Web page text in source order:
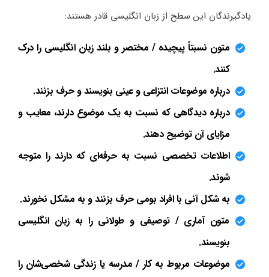
یادگیرندگان این سطح از زبان انگلیسی قادر هستند:
متون نسبتاً پیچیده / مختصر و بلند زبان انگلیسی را درک
کنند.
درباره موضوعات انتزاعی و عینی بنویسند و حرف بزنند.
درباره دیدگاهی که نسبت به یک موضوع دارند، معایب و
مزایای آن توضیح دهند.
اطلاعات تخصصی نسبت به حرفه‌ای که دارند را متوجه
شوند.
به شکل آنی با افراد بومی حرف بزنند و به مشکل نخورند.
متون آماری / توصیفی و طولانی را به زبان انگلیسی
بنویسند.
موضوعات مربوط به کار / مدرسه یا زندگی شخصی‌شان را